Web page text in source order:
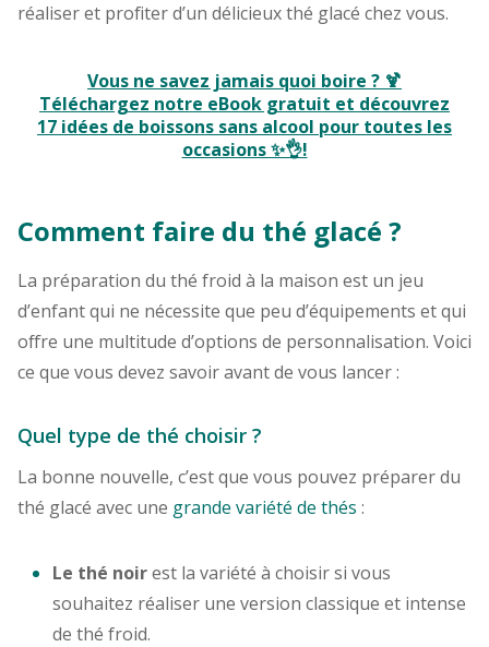
réaliser et profiter d’un délicieux thé glacé chez vous.
Vous ne savez jamais quoi boire ? 🍹
Téléchargez notre eBook gratuit et découvrez
17 idées de boissons sans alcool pour toutes les
occasions ✨👌!
Comment faire du thé glacé ?
La préparation du thé froid à la maison est un jeu
d’enfant qui ne nécessite que peu d’équipements et qui
offre une multitude d’options de personnalisation. Voici
ce que vous devez savoir avant de vous lancer :
Quel type de thé choisir ?
La bonne nouvelle, c’est que vous pouvez préparer du
thé glacé avec une grande variété de thés :
Le thé noirest la variété à choisir si vous
souhaitez réaliser une version classique et intense
de thé froid.